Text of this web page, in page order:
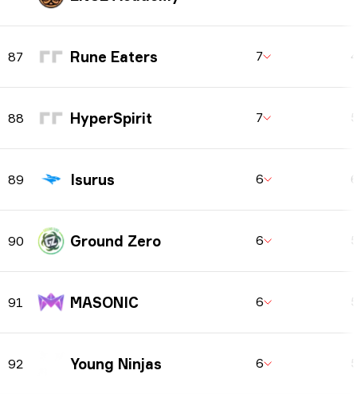
87 Rune Eaters 7
88 HyperSpirit 7
89 Isurus 6
90 Ground Zero 6
91 MASONIC 6
92 Young Ninjas 6